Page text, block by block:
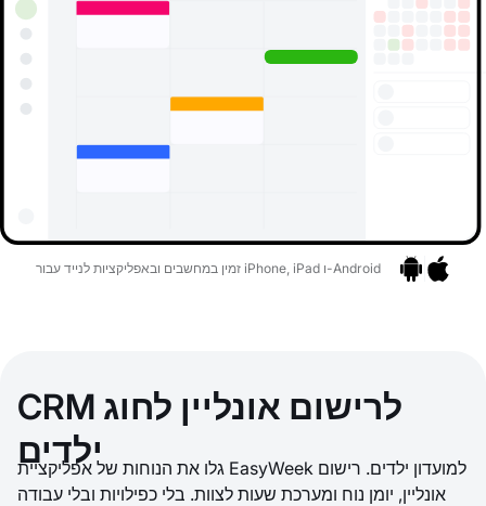
זמין במחשבים ובאפליקציות לנייד עבור iPhone, iPad ו-Android
CRM לרישום אונליין לחוג
ילדים
גלו את הנוחות של אפליקציית EasyWeek למועדון ילדים. רישום
אונליין, יומן נוח ומערכת שעות לצוות. בלי כפילויות ובלי עבודה